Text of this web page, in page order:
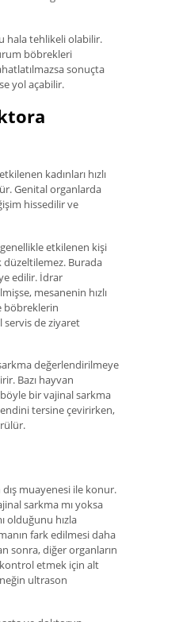
hala tehlikeli olabilir.
böbrekleri
sonuçta
yol açabilir.
kadınları hızlı
Genital organlarda
hissedilir ve
etkilenen kişi
Burada
edilir. İdrar
mesanenin hızlı
böbreklerin
servis de ziyaret
değerlendirilmeye
Bazı hayvan
bir vajinal sarkma
tersine çevirirken,
muayenesi ile konur.
sarkma mı yoksa
olduğunu hızla
fark edilmesi daha
sonra, diğer organların
etmek için alt
ultrason